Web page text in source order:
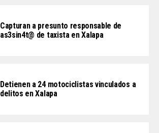
Capturan a presunto responsable de
as3sin4t@ de taxista en Xalapa
Detienen a 24 motociclistas vinculados a
delitos en Xalapa